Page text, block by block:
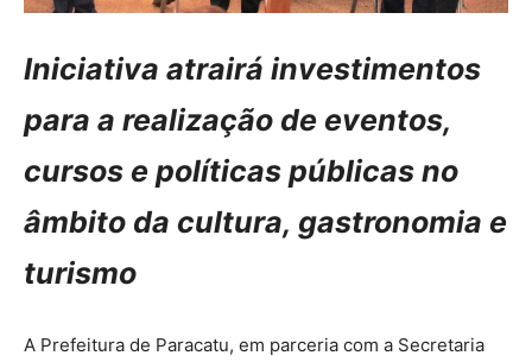
Iniciativa atrairá investimentos
para a realização de eventos,
cursos e políticas públicas no
âmbito da cultura, gastronomia e
turismo
A Prefeitura de Paracatu, em parceria com a Secretaria